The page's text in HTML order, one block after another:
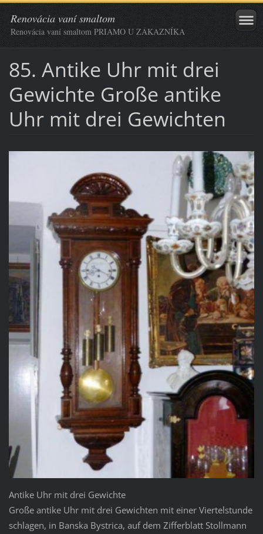
Renovácia vaní smaltom
Renovácia vaní smaltom PRIAMO U ZÁKAZNÍKA
85. Antike Uhr mit drei
Gewichte Große antike
Uhr mit drei Gewichten
Antike Uhr mit drei Gewichte
Große antike Uhr mit drei Gewichten mit einer Viertelstunde
schlagen, in Banska Bystrica, auf dem Zifferblatt Stollmann